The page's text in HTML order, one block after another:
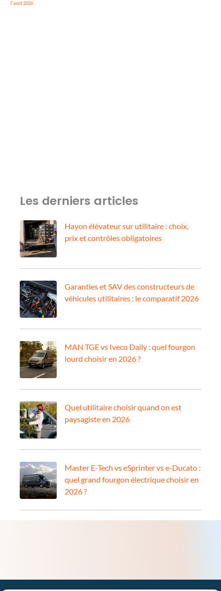
7 août 2026
Les derniers articles
Hayon élévateur sur utilitaire : choix,
prix et contrôles obligatoires
Garanties et SAV des constructeurs de
véhicules utilitaires : le comparatif 2026
MAN TGE vs Iveco Daily : quel fourgon
lourd choisir en 2026 ?
Quel utilitaire choisir quand on est
paysagiste en 2026
Master E-Tech vs eSprinter vs e-Ducato :
quel grand fourgon électrique choisir en
2026 ?